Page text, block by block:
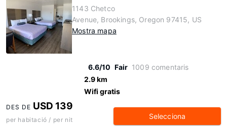
1143 Chetco
Avenue, Brookings, Oregon 97415, US
Mostra mapa
6.6/10 Fair 1009 comentaris
2.9 km
Wifi gratis
DES DE USD 139
per habitació / per nit Selecciona